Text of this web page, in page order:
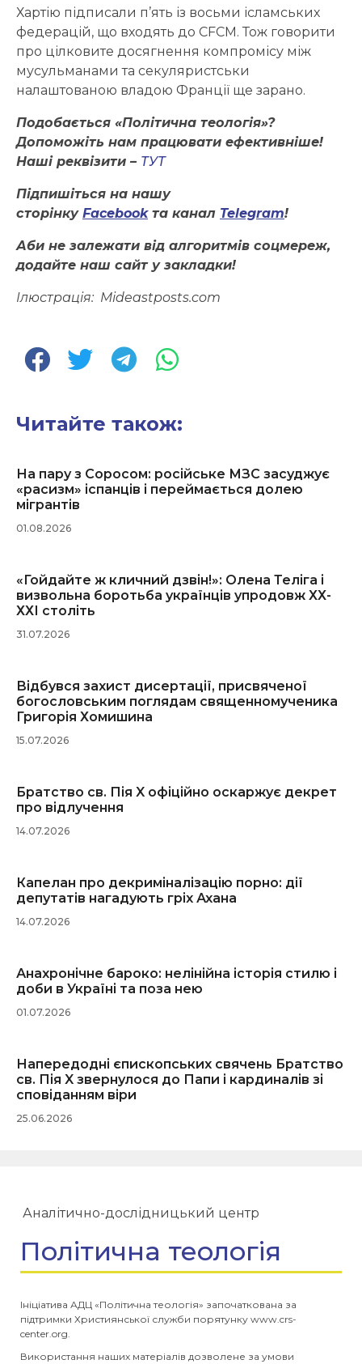
Хартію підписали п’ять із восьми ісламських
федерацій, що входять до CFCM. Тож говорити
про цілковите досягнення компромісу між
мусульманами та секуляристськи
налаштованою владою Франції ще зарано.
Подобається «Політична теологія»?
Допоможіть нам працювати ефективніше!
Наші реквізити – ТУТ
Підпишіться на нашу
сторінку Facebookта канал Telegram!
Аби не залежати від алгоритмів соцмереж,
додайте наш сайт у закладки!
Ілюстрація: Mideastposts.com
Читайте також:
На пару з Соросом: російське МЗС засуджує
«расизм» іспанців і переймається долею
мігрантів
01.08.2026
«Гойдайте ж кличний дзвін!»: Олена Теліга і
визвольна боротьба українців упродовж ХХ-
ХХІ століть
31.07.2026
Відбувся захист дисертації, присвяченої
богословським поглядам священномученика
Григорія Хомишина
15.07.2026
Братство св. Пія X офіційно оскаржує декрет
про відлучення
14.07.2026
Капелан про декриміналізацію порно: дії
депутатів нагадують гріх Ахана
14.07.2026
Анахронічне бароко: нелінійна історія стилю і
доби в Україні та поза нею
01.07.2026
Напередодні єпископських свячень Братство
св. Пія X звернулося до Папи і кардиналів зі
сповіданням віри
25.06.2026
Аналітично-дослідницький центр
Політична теологія
Ініціатива АДЦ «Політична теологія» започаткована за
підтримки Християнської служби порятунку www.crs-
center.org.
Використання наших матеріалів дозволене за умови